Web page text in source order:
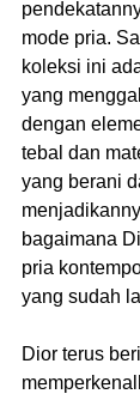
mode pria.
koleksi ini
yang
dengan
tebal dan
yang berani
bagaimana
pria
yang sudah
Dior terus